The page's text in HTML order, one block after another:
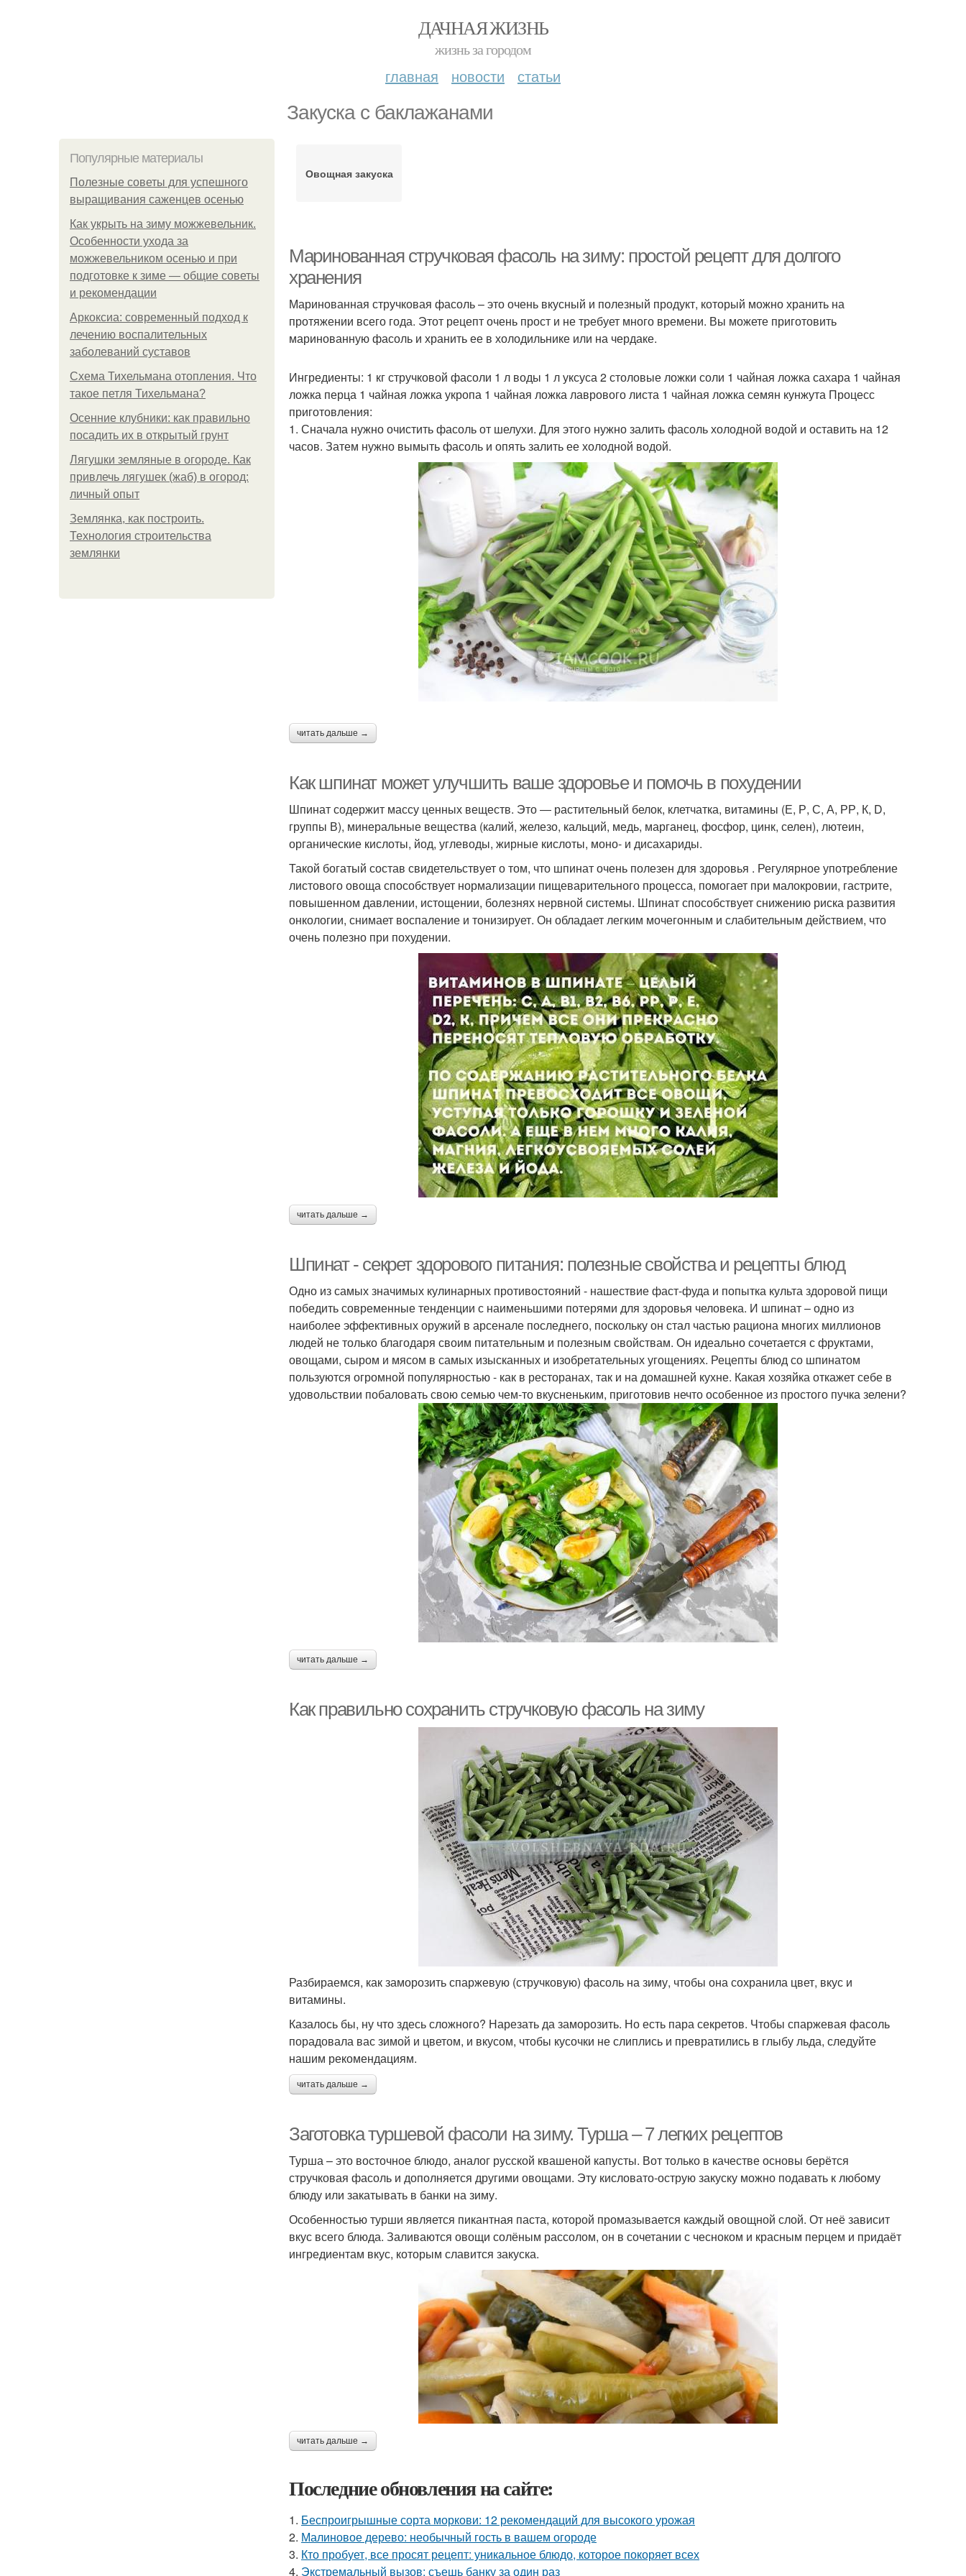
ДАЧНАЯ ЖИЗНЬ
жизнь за городом
главная новости статьи
Закуска с баклажанами
Популярные материалы
Полезные советы для успешного
выращивания саженцев осенью
Как укрыть на зиму можжевельник.
Особенности ухода за
можжевельником осенью и при
подготовке к зиме — общие советы
и рекомендации
Аркоксиа: современный подход к
лечению воспалительных
заболеваний суставов
Схема Тихельмана отопления. Что
такое петля Тихельмана?
Осенние клубники: как правильно
посадить их в открытый грунт
Лягушки земляные в огороде. Как
привлечь лягушек (жаб) в огород:
личный опыт
Землянка, как построить.
Технология строительства
землянки
Овощная закуска
Маринованная стручковая фасоль на зиму: простой рецепт для долгого
хранения
Маринованная стручковая фасоль – это очень вкусный и полезный продукт, который можно хранить на
протяжении всего года. Этот рецепт очень прост и не требует много времени. Вы можете приготовить
маринованную фасоль и хранить ее в холодильнике или на чердаке.
Ингредиенты: 1 кг стручковой фасоли 1 л воды 1 л уксуса 2 столовые ложки соли 1 чайная ложка сахара 1 чайная
ложка перца 1 чайная ложка укропа 1 чайная ложка лаврового листа 1 чайная ложка семян кунжута Процесс
приготовления:
1. Сначала нужно очистить фасоль от шелухи. Для этого нужно залить фасоль холодной водой и оставить на 12
часов. Затем нужно вымыть фасоль и опять залить ее холодной водой.
читать дальше →
Как шпинат может улучшить ваше здоровье и помочь в похудении
Шпинат содержит массу ценных веществ. Это ― растительный белок, клетчатка, витамины (Е, Р, С, А, РР, К, D,
группы В), минеральные вещества (калий, железо, кальций, медь, марганец, фосфор, цинк, селен), лютеин,
органические кислоты, йод, углеводы, жирные кислоты, моно- и дисахариды.
Такой богатый состав свидетельствует о том, что шпинат очень полезен для здоровья . Регулярное употребление
листового овоща способствует нормализации пищеварительного процесса, помогает при малокровии, гастрите,
повышенном давлении, истощении, болезнях нервной системы. Шпинат способствует снижению риска развития
онкологии, снимает воспаление и тонизирует. Он обладает легким мочегонным и слабительным действием, что
очень полезно при похудении.
читать дальше →
Шпинат - секрет здорового питания: полезные свойства и рецепты блюд
Одно из самых значимых кулинарных противостояний - нашествие фаст-фуда и попытка культа здоровой пищи
победить современные тенденции с наименьшими потерями для здоровья человека. И шпинат – одно из
наиболее эффективных оружий в арсенале последнего, поскольку он стал частью рациона многих миллионов
людей не только благодаря своим питательным и полезным свойствам. Он идеально сочетается с фруктами,
овощами, сыром и мясом в самых изысканных и изобретательных угощениях. Рецепты блюд со шпинатом
пользуются огромной популярностью - как в ресторанах, так и на домашней кухне. Какая хозяйка откажет себе в
удовольствии побаловать свою семью чем-то вкусненьким, приготовив нечто особенное из простого пучка зелени?
читать дальше →
Как правильно сохранить стручковую фасоль на зиму
Разбираемся, как заморозить спаржевую (стручковую) фасоль на зиму, чтобы она сохранила цвет, вкус и
витамины.
Казалось бы, ну что здесь сложного? Нарезать да заморозить. Но есть пара секретов. Чтобы спаржевая фасоль
порадовала вас зимой и цветом, и вкусом, чтобы кусочки не слиплись и превратились в глыбу льда, следуйте
нашим рекомендациям.
читать дальше →
Заготовка туршевой фасоли на зиму. Турша – 7 легких рецептов
Турша – это восточное блюдо, аналог русской квашеной капусты. Вот только в качестве основы берётся
стручковая фасоль и дополняется другими овощами. Эту кисловато-острую закуску можно подавать к любому
блюду или закатывать в банки на зиму.
Особенностью турши является пикантная паста, которой промазывается каждый овощной слой. От неё зависит
вкус всего блюда. Заливаются овощи солёным рассолом, он в сочетании с чесноком и красным перцем и придаёт
ингредиентам вкус, которым славится закуска.
читать дальше →
Последние обновления на сайте:
1. Беспроигрышные сорта моркови: 12 рекомендаций для высокого урожая
2. Малиновое дерево: необычный гость в вашем огороде
3. Кто пробует, все просят рецепт: уникальное блюдо, которое покоряет всех
4. Экстремальный вызов: съешь банку за один раз